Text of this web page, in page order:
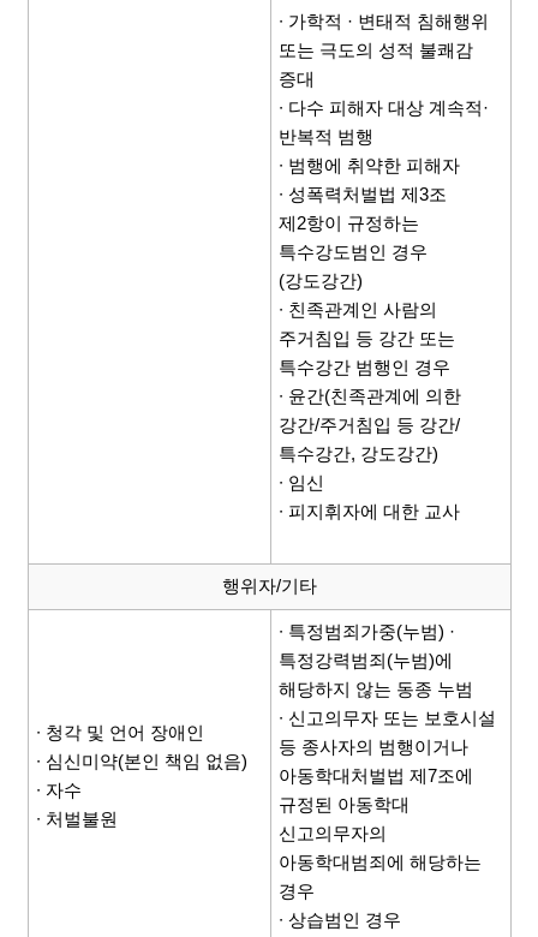
∙ 가학적 · 변태적 침해행위
또는 극도의 성적 불쾌감
증대
∙ 다수 피해자 대상 계속적·
반복적 범행
∙ 범행에 취약한 피해자
∙ 성폭력처벌법 제3조
제2항이 규정하는
특수강도범인 경우
(강도강간)
∙ 친족관계인 사람의
주거침입 등 강간 또는
특수강간 범행인 경우
∙ 윤간(친족관계에 의한
강간/주거침입 등 강간/
특수강간, 강도강간)
∙ 임신
∙ 피지휘자에 대한 교사
행위자/기타
∙ 청각 및 언어 장애인
∙ 심신미약(본인 책임 없음)
∙ 자수
∙ 처벌불원
∙ 특정범죄가중(누범) ·
특정강력범죄(누범)에
해당하지 않는 동종 누범
∙ 신고의무자 또는 보호시설
등 종사자의 범행이거나
아동학대처벌법 제7조에
규정된 아동학대
신고의무자의
아동학대범죄에 해당하는
경우
∙ 상습범인 경우